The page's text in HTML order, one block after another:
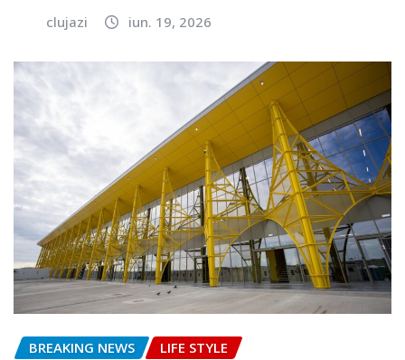
clujazi iun. 19, 2026
BREAKING NEWS LIFE STYLE